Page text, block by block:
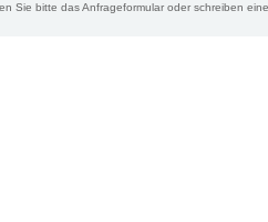
Sie bitte das Anfrageformular oder schreiben